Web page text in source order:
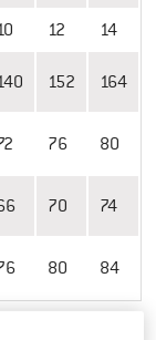
12 14
152 164
76 80
70 74
80 84